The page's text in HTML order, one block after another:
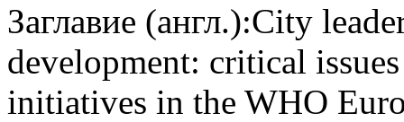
Заглавие (англ.):City
development: critical
initiatives in the WHO